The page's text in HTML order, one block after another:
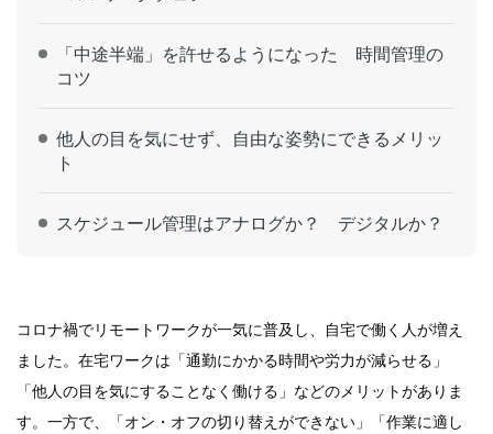
「中途半端」を許せるようになった 時間管理の
コツ
他人の目を気にせず、自由な姿勢にできるメリッ
ト
スケジュール管理はアナログか？ デジタルか？
コロナ禍でリモートワークが一気に普及し、自宅で働く人が増え
ました。在宅ワークは「通勤にかかる時間や労力が減らせる」
「他人の目を気にすることなく働ける」などのメリットがありま
す。一方で、「オン・オフの切り替えができない」「作業に適し